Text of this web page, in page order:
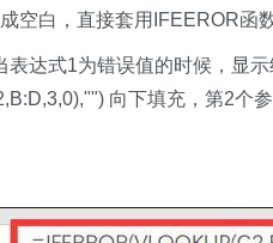
空白，直接套用IFEEROR函数
达式1为错误值的时候，显
向下填充，第2个